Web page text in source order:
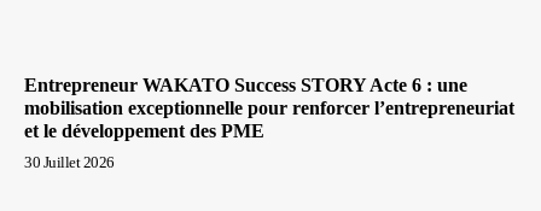
Entrepreneur WAKATO Success STORY Acte 6 : une
mobilisation exceptionnelle pour renforcer l’entrepreneuriat
et le développement des PME
30 Juillet 2026